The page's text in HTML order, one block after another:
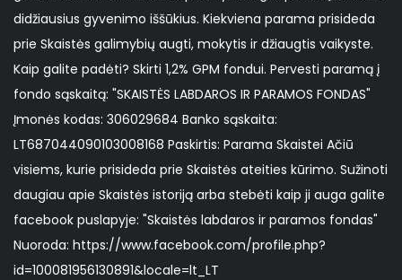
didžiausius gyvenimo iššūkius. Kiekviena parama prisideda
prie Skaistės galimybių augti, mokytis ir džiaugtis vaikyste.
Kaip galite padėti? Skirti 1,2% GPM fondui. Pervesti paramą į
fondo sąskaitą: "SKAISTĖS LABDAROS IR PARAMOS FONDAS"
Įmonės kodas: 306029684 Banko sąskaita:
LT687044090103008168 Paskirtis: Parama Skaistei Ačiū
visiems, kurie prisideda prie Skaistės ateities kūrimo. Sužinoti
daugiau apie Skaistės istoriją arba stebėti kaip ji auga galite
facebook puslapyje: "Skaistės labdaros ir paramos fondas"
Nuoroda: https://www.facebook.com/profile.php?
id=100081956130891&locale=lt_LT